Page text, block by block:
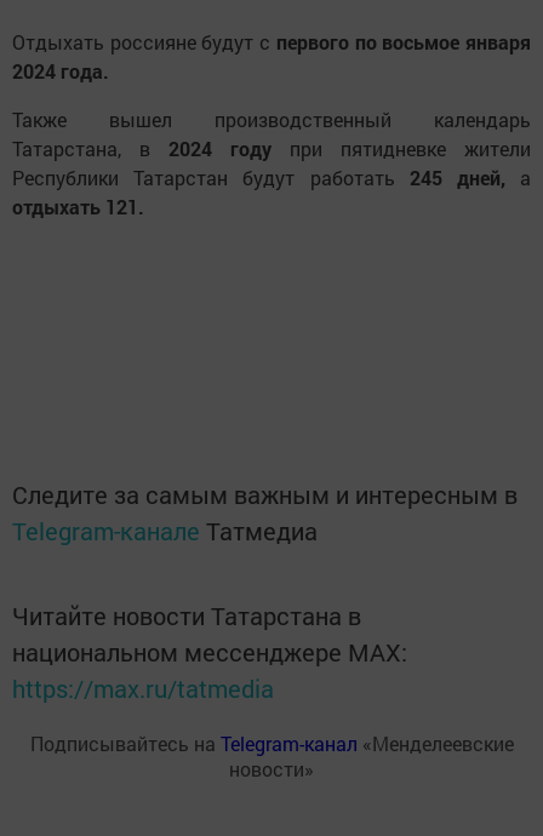
Отдыхать россияне будут с первого по восьмое января
2024 года.
Также вышел производственный календарь
Татарстана, в 2024 году при пятидневке жители
Республики Татарстан будут работать 245 дней, а
отдыхать 121.
Следите за самым важным и интересным в
Telegram-канале Татмедиа
Читайте новости Татарстана в
национальном мессенджере MАХ:
https://max.ru/tatmedia
Подписывайтесь на Telegram-канал «Менделеевские
новости»